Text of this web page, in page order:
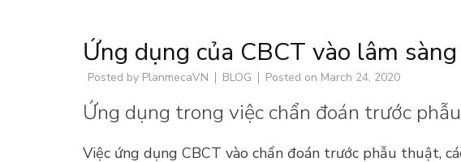
Ứng dụng của CBCT vào lâm
Posted by PlanmecaVN BLOG Posted on March 24, 2020
Ứng dụng trong việc chẩn đoán trước
Việc ứng dụng CBCT vào chẩn đoán trước phẫu thuật,